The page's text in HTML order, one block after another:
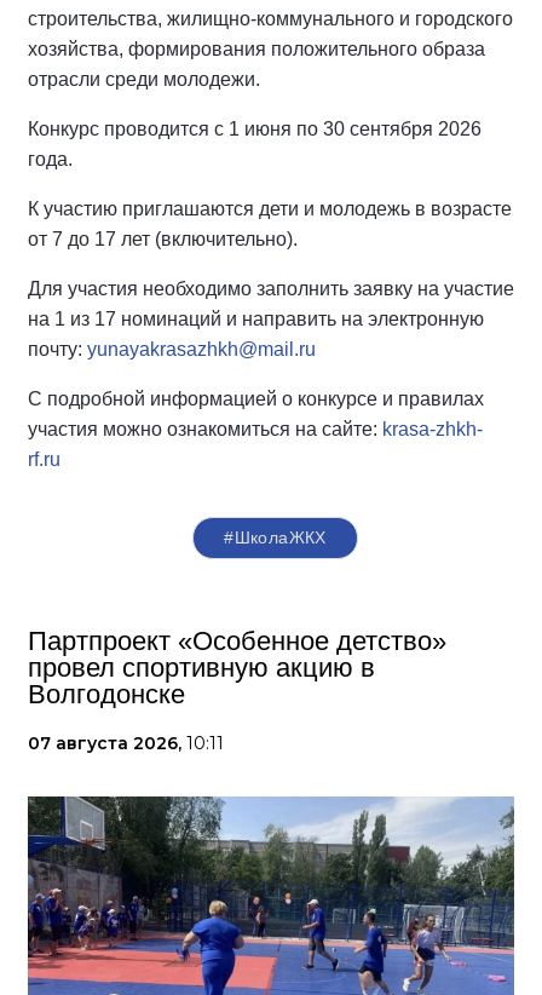
строительства, жилищно-коммунального и городского
хозяйства, формирования положительного образа
отрасли среди молодежи.
Конкурс проводится с 1 июня по 30 сентября 2026
года.
К участию приглашаются дети и молодежь в возрасте
от 7 до 17 лет (включительно).
Для участия необходимо заполнить заявку на участие
на 1 из 17 номинаций и направить на электронную
почту: yunayakrasazhkh@mail.ru
С подробной информацией о конкурсе и правилах
участия можно ознакомиться на сайте: krasa-zhkh-
rf.ru
#ШколаЖКХ
Партпроект «Особенное детство»
провел спортивную акцию в
Волгодонске
07 августа 2026, 10:11